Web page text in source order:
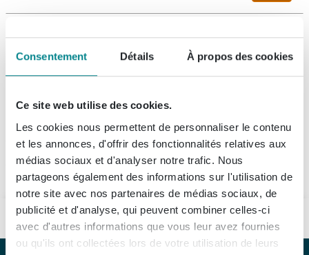
Consentement Détails À propos des cookies
Ce site web utilise des cookies.
Les cookies nous permettent de personnaliser le contenu
et les annonces, d'offrir des fonctionnalités relatives aux
médias sociaux et d'analyser notre trafic. Nous
partageons également des informations sur l'utilisation de
notre site avec nos partenaires de médias sociaux, de
publicité et d'analyse, qui peuvent combiner celles-ci
avec d'autres informations que vous leur avez fournies
ou qu'ils ont collectées lors de votre utilisation de leurs
SP18 est une des séries de la marque Ink. La gamme Ink SP18 est complète. Chez Sawiday, les produits de la collection Ink SP18 vous sont proposés au meilleur prix.En savoir plus
MA SALLE DE BAINS ME VA BIEN